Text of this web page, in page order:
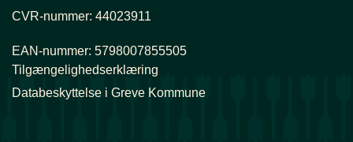
CVR-nummer: 44023911
EAN-nummer: 5798007855505
Tilgængelighedserklæring
Databeskyttelse i Greve Kommune